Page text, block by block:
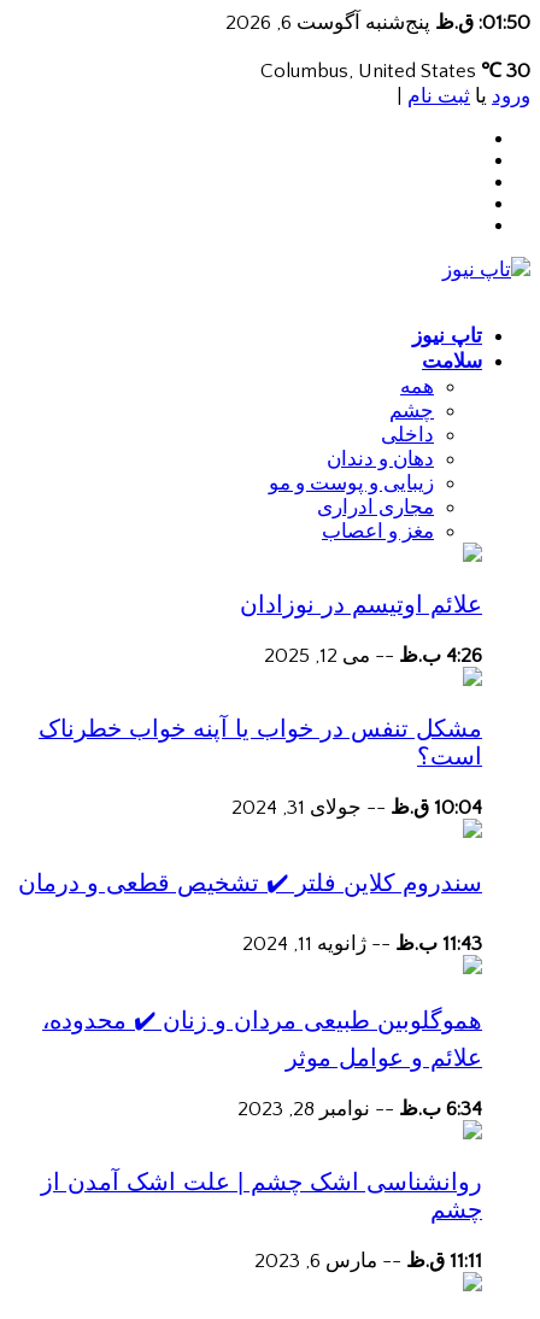
01:50: ق.ظ پنج‌شنبه آگوست 6, 2026
30 ℃
ورود یا ثبت نام
تاپ نیوز
سلامت
همه
چشم
داخلی
دهان و دندان
زیبایی و پوست و مو
مجاری ادراری
مغز و اعصاب
علائم اوتیسم در نوزادان
4:26 ب.ظ -- می 12, 2025
مشکل تنفس در خواب یا آپنه خواب خطرناک
است؟
10:04 ق.ظ -- جولای 31, 2024
سندروم کلاین فلتر ✔️ تشخیص قطعی و درمان
11:43 ب.ظ -- ژانویه 11, 2024
هموگلوبین طبیعی مردان و زنان ✔️ محدوده،
علائم و عوامل موثر
6:34 ب.ظ -- نوامبر 28, 2023
روانشناسی اشک چشم | علت اشک آمدن از
چشم
11:11 ق.ظ -- مارس 6, 2023